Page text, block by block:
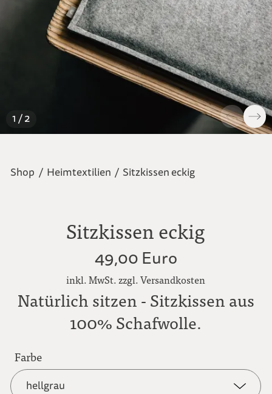
1 / 2
Shop / Heimtextilien / Sitzkissen eckig
Sitzkissen eckig
49,00 Euro
inkl. MwSt. zzgl. Versandkosten
Natürlich sitzen - Sitzkissen aus
100% Schafwolle.
Farbe
hellgrau